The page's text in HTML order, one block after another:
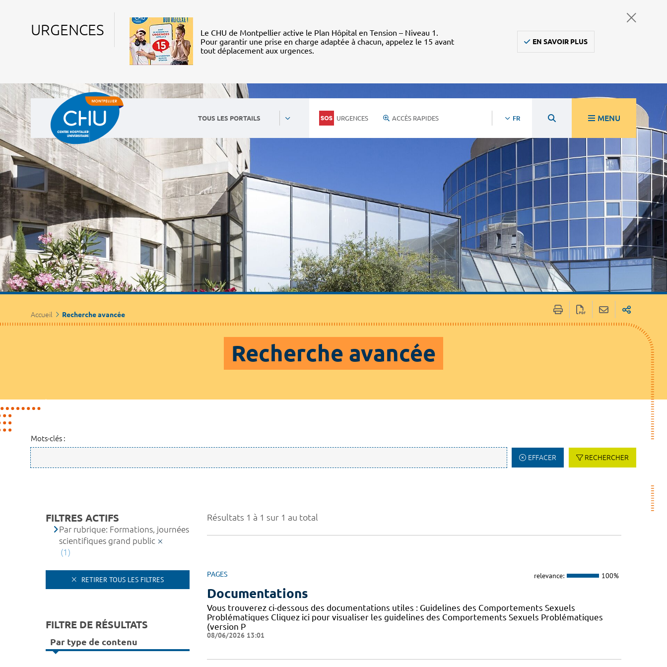
URGENCES
Le CHU de Montpellier active le Plan Hôpital en Tension – Niveau 1.
Pour garantir une prise en charge adaptée à chacun, appelez le 15 avant
tout déplacement aux urgences.
EN SAVOIR PLUS
TOUS LES PORTAILS URGENCES ACCÈS RAPIDES FR MENU
Accueil Recherche avancée
Recherche avancée
Mots-clés :
EFFACER RECHERCHER
Résultats 1 à 1 sur 1 au total
PAGES relevance: 100%
Documentations
Vous trouverez ci-dessous des documentations utiles : Guidelines des Comportements Sexuels
Problématiques Cliquez ici pour visualiser les guidelines des Comportements Sexuels Problématiques
(version P
08/06/2026 13:01
FILTRES ACTIFS
Par rubrique: Formations, journées
scientifiques grand public
(1)
RETIRER TOUS LES FILTRES
FILTRE DE RÉSULTATS
Par type de contenu